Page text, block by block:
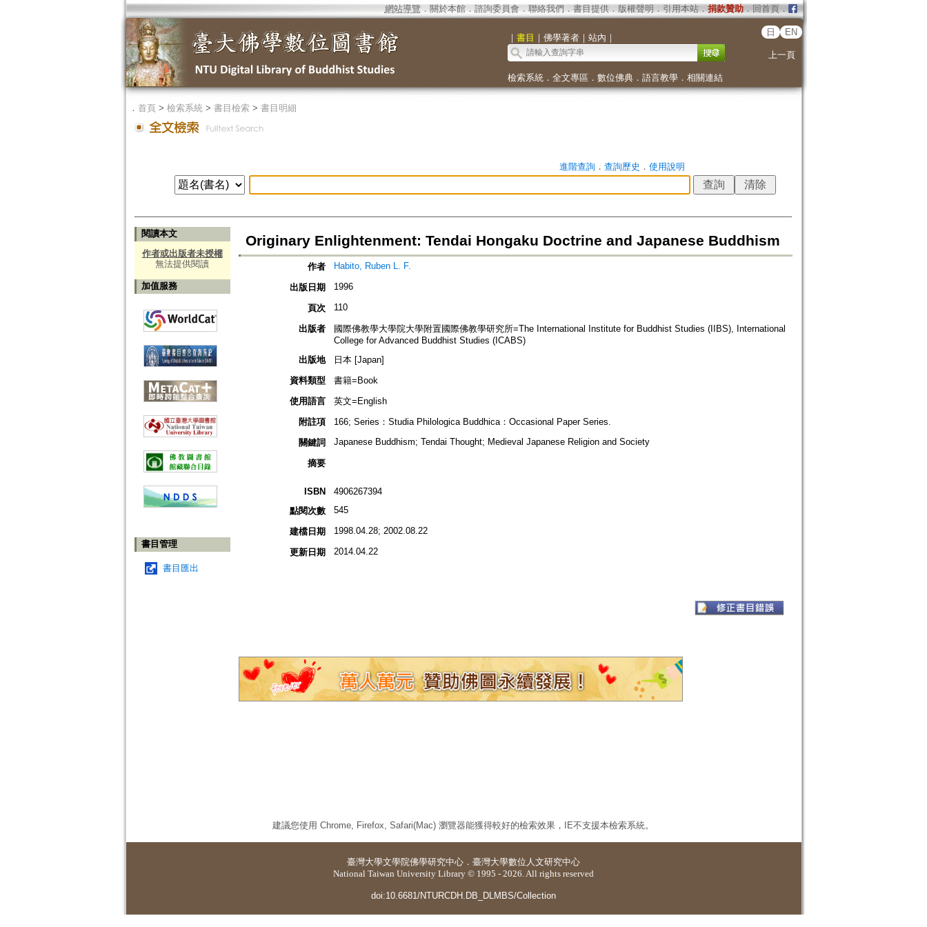
網站導覽 ． 關於本館． 諮詢委員會． 聯絡我們 ． 書目提供． 版權聲明 ． 引用本站． 捐款贊助．回首頁．
｜ 書目 ｜ 佛學著者｜ 站內 ｜
日 EN
上一頁
檢索系統． 全文專區 ． 數位佛典． 語言教學． 相關連結
． 首頁> 檢索系統> 書目檢索> 書目明細
進階查詢． 查詢歷史 ． 使用說明
閱讀本文
作者或出版者未授權
無法提供閱讀
加值服務
書目管理
書目匯出
Originary Enlightenment: Tendai Hongaku Doctrine and Japanese Buddhism
作者 Habito, Ruben L. F.
出版日期 1996
頁次 110
出版者
國際佛教學大學院大學附置國際佛教學研究所=The International Institute for Buddhist Studies (IIBS), International
College for Advanced Buddhist Studies (ICABS)
出版地
日本 [Japan]
資料類型
書籍=Book
使用語言
英文=English
附註項
166; Series：Studia Philologica Buddhica：Occasional Paper Series.
關鍵詞
Japanese Buddhism; Tendai Thought; Medieval Japanese Religion and Society
摘要
ISBN
4906267394
點閱次數
545
建檔日期 1998.04.28; 2002.08.22
更新日期 2014.04.22
建議您使用 Chrome, Firefox, Safari(Mac) 瀏覽器能獲得較好的檢索效果，IE不支援本檢索系統。
臺灣大學文學院佛學研究中心 ． 臺灣大學數位人文研究中心
National Taiwan University Library © 1995 - 2026. All rights reserved
doi:10.6681/NTURCDH.DB_DLMBS/Collection